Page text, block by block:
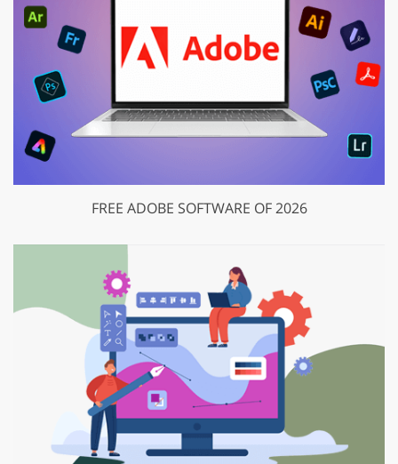
FREE ADOBE SOFTWARE OF 2026